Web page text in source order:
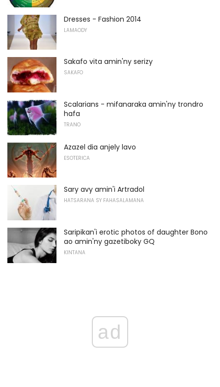
Dresses - Fashion 2014
LAMAODY
Sakafo vita amin'ny serizy
SAKAFO
Scalarians - mifanaraka amin'ny trondro
hafa
TRANO
Azazel dia anjely lavo
ESOTERICA
Sary avy amin'i Artradol
HATSARANA SY FAHASALAMANA
Saripikan'i erotic photos of daughter Bono
ao amin'ny gazetiboky GQ
KINTANA
ad